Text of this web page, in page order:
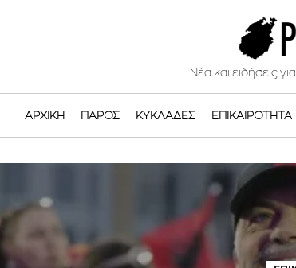
Νέα και ειδήσεις
ΑΡΧΙΚΉ ΠΆΡΟΣ ΚΥΚΛΆΔΕΣ ΕΠΙΚΑΙΡΌΤΗΤΑ